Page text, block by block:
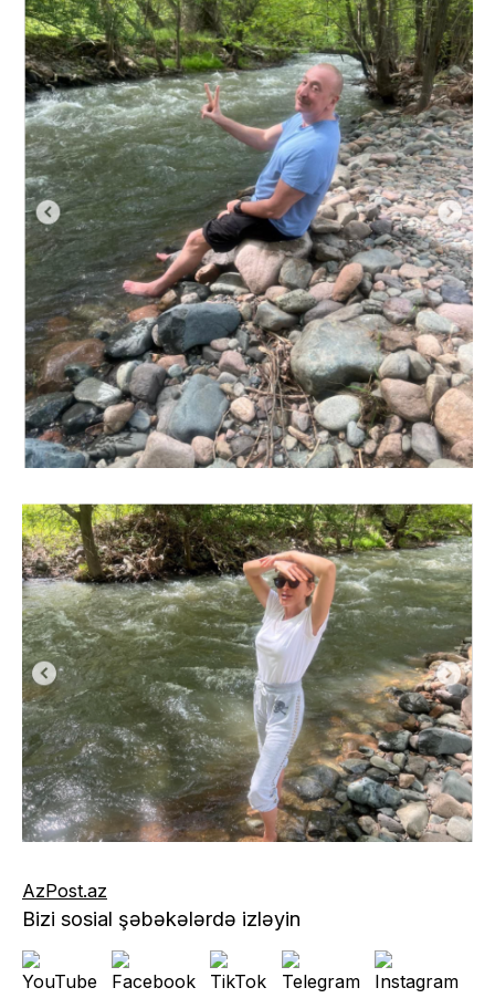
AzPost.az
Bizi sosial şəbəkələrdə izləyin